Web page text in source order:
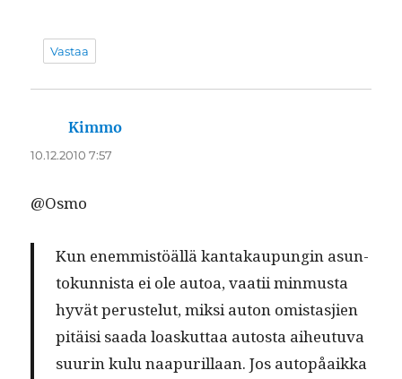
Vastaa
Kimmo
10.12.2010 7:57
@Osmo
Kun enem­mistöäl­lä kan­takaupun­gin asun­
tokun­nista ei ole autoa, vaatii min­mus­ta
hyvät peruste­lut, mik­si auton omis­tasjien
pitäisi saa­da loaskut­taa autos­ta aiheutu­va
suurin kulu naa­puril­laan. Jos autopåaik­ka